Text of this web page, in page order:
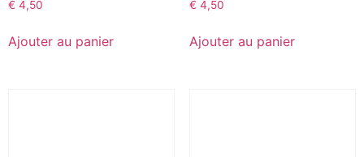
€ 4,50
Ajouter au panier
€ 4,50
Ajouter au panier